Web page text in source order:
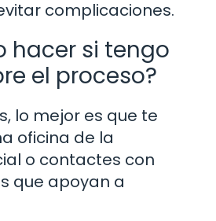
complicaciones.
hacer si tengo
el proceso?
lo mejor es que te
oficina de la
o contactes con
que apoyan a